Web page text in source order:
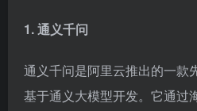
1. 通义千问
通义千问是阿里云推出的一款
基于通义大模型开发。它通过